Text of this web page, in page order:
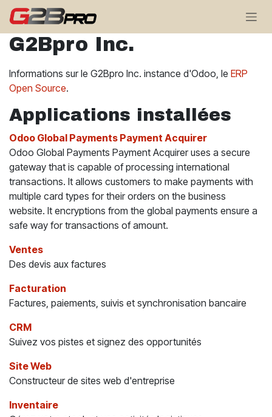
Se rendre au contenu
G2Bpro Inc.
Informations sur le G2Bpro Inc. instance d'Odoo, le ERP
Open Source.
Applications installées
Odoo Global Payments Payment Acquirer
Odoo Global Payments Payment Acquirer uses a secure
gateway that is capable of processing international
transactions. It allows customers to make payments with
multiple card types for their orders on the business
website. It encryptions from the global payments ensure a
safe way for transactions of amount.
Ventes
Des devis aux factures
Facturation
Factures, paiements, suivis et synchronisation bancaire
CRM
Suivez vos pistes et signez des opportunités
Site Web
Constructeur de sites web d'entreprise
Inventaire